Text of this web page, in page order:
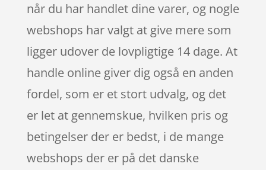
når du har handlet dine varer, og nogle
webshops har valgt at give mere som
ligger udover de lovpligtige 14 dage. At
handle online giver dig også en anden
fordel, som er et stort udvalg, og det
er let at gennemskue, hvilken pris og
betingelser der er bedst, i de mange
webshops der er på det danske